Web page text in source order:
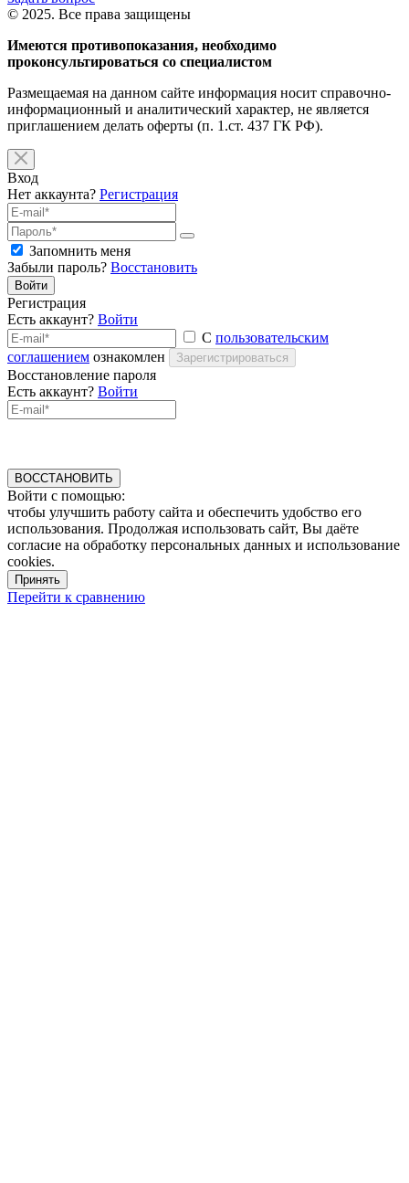
© 2025. Все права защищены
Имеются противопоказания, необходимо
проконсультироваться со специалистом
Размещаемая на данном сайте информация носит справочно-
информационный и аналитический характер, не является
приглашением делать оферты (п. 1.ст. 437 ГК РФ).
Вход
Нет аккаунта? Регистрация
Запомнить меня
Забыли пароль? Восстановить
Войти
Регистрация
Есть аккаунт? Войти
С пользовательским
соглашением ознакомлен Зарегистрироваться
Восстановление пароля
Есть аккаунт? Войти
ВОССТАНОВИТЬ
Войти с помощью:
чтобы улучшить работу сайта и обеспечить удобство его
использования. Продолжая использовать сайт, Вы даёте
согласие на обработку персональных данных и использование
cookies.
Принять
Перейти к сравнению